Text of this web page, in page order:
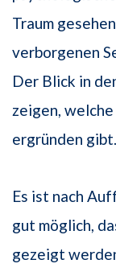
Traum
verborgenen
Der Blick in
zeigen,
ergründen gibt.
Es ist nach
gut möglich,
gezeigt